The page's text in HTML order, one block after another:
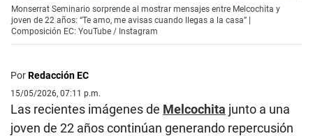
Monserrat Seminario sorprende al mostrar mensajes entre Melcochita y
joven de 22 años: “Te amo, me avisas cuando llegas a la casa” |
Composición EC: YouTube / Instagram
PorRedacción EC
15/05/2026, 07:11 p.m.
Las recientes imágenes de Melcochita junto a una
joven de 22 años continúan generando repercusión